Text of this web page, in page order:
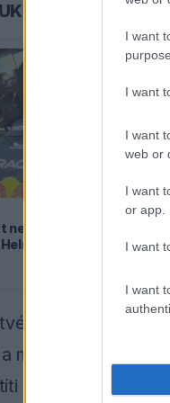
I want
I want
I want
web or
I want
or app.
I want
I want
Bankot
Verstappen
programja
második
az